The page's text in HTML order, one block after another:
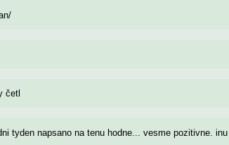
četl
tyden napsano na tenu hodne... vesme pozitivne.